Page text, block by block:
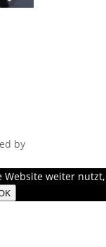
by
Website weiter nutzt,